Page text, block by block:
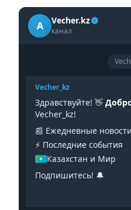
A Vecher.kz
канал
Vecher_kz
Здравствуйте! 👋
Vecher_kz!
📰 Ежедневные новости
⚡️ Последние события
Казахстан и Мир
Подпишитесь! 🔔